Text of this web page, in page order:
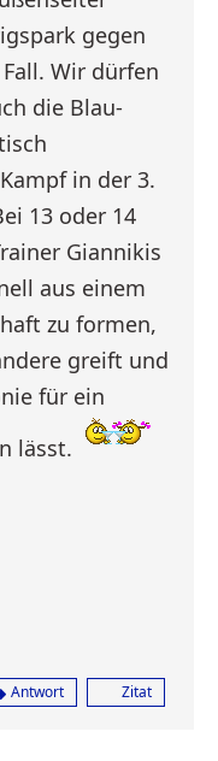
gegen
Wir dürfen
die Blau-
in der 3.
13 oder 14
Giannikis
aus einem
zu formen,
greift und
für ein
lässt.
Antwort Zitat